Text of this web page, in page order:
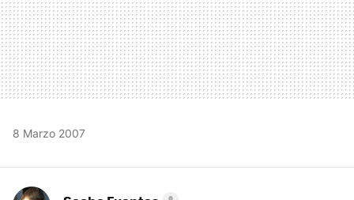
8 Marzo 2007